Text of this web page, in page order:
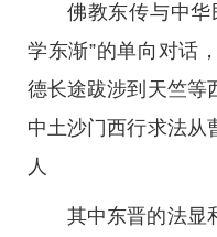
佛教东传与中华
学东渐”的单向对话
德长途跋涉到天竺等
中土沙门西行求法从
人
其中东晋的法显